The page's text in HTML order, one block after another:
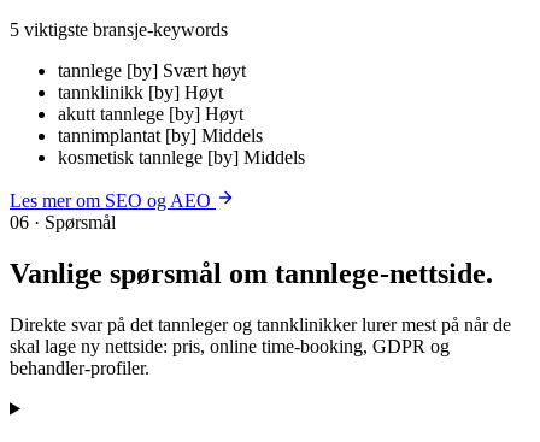
5 viktigste bransje-keywords
tannlege [by] Svært høyt
tannklinikk [by] Høyt
akutt tannlege [by] Høyt
tannimplantat [by] Middels
kosmetisk tannlege [by] Middels
Les mer om SEO og AEO
06 · Spørsmål
Vanlige spørsmål om tannlege-nettside.
Direkte svar på det tannleger og tannklinikker lurer mest på når de
skal lage ny nettside: pris, online time-booking, GDPR og
behandler-profiler.